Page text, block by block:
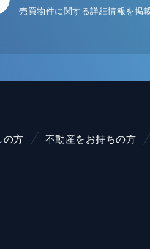
売買物件に関する詳細情報を掲
の方 不動産をお持ちの方